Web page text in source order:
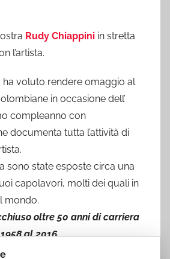
Rudy Chiappini in stretta
l’artista.
ha voluto rendere omaggio al
in occasione dell’
compleanno con
documenta tutta l’attività di
sono state esposte circa una
capolavori, molti dei quali in
mondo.
oltre 50 anni di carriera
al 2016.